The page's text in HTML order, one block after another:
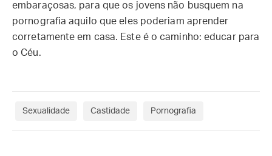
embaraçosas, para que os jovens não busquem na
pornografia aquilo que eles poderiam aprender
corretamente em casa. Este é o caminho: educar para
o Céu.
Sexualidade Castidade Pornografia